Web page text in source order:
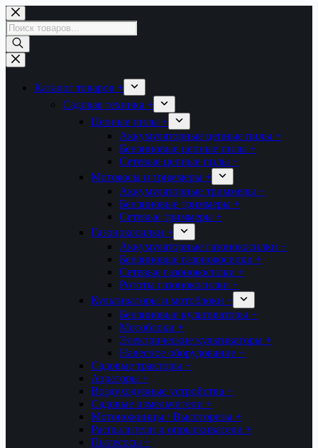
Перейти
к
сути
Поиск
товаров
Каталог товаров +
Садовая техника +
Цепные пилы +
Аккумуляторные цепные пилы +
Бензиновые цепные пилы +
Сетевые цепные пилы +
Мотокосы и триммеры +
Аккумуляторные триммеры +
Бензиновые триммеры +
Сетевые триммеры +
Газонокосилки +
Аккумуляторные газонокосилки +
Бензиновые газонокосилки +
Сетевые газонокосилки +
Рототы газонокосилки +
Культиваторы и мотоблоки +
Бензиновые культиваторы +
Мотоблоки +
Электрические культиваторы +
Навесное оборудование +
Садовые тракторы +
Аэраторы +
Воздуходувные устройства +
Садовые измельчители +
Мотоножницы / Высоторезы +
Распылители и опрыскиватели +
Пылесосы +